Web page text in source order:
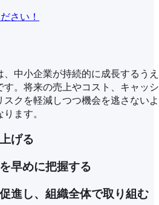
さい！
、中小企業が持続的に成長するう
す。将来の売上やコスト、キャッ
スクを軽減しつつ機会を逃さない
ます。
げる
早めに把握する
進し、組織全体で取り組む